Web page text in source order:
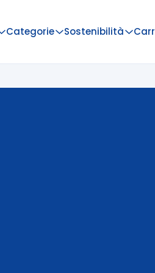
Categorie Sostenibilità